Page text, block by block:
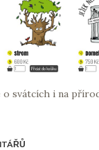
o svátcích i na